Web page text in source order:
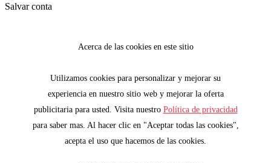
Salvar conta
Acerca de las cookies en este sitio
Utilizamos cookies para personalizar y mejorar su
experiencia en nuestro sitio web y mejorar la oferta
publicitaria para usted. Visita nuestro Política de privacidad
para saber mas. Al hacer clic en "Aceptar todas las cookies",
acepta el uso que hacemos de las cookies.